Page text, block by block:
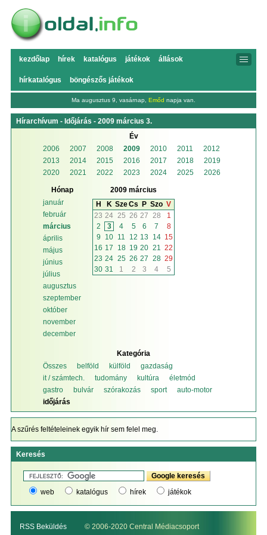
kezdőlap hírek katalógus játékok állások
hírkatalógus böngészős játékok
Ma augusztus 9, vasárnap, Emőd napja van.
Hírarchívum - Időjárás - 2009 március 3.
Év
2006
2007 2008 2009 2010 2011
2012
2013
2014 2015 2016 2017 2018
2019
2020
2021 2022 2023 2024 2025 2026
Hónap
január
február
március
április
május
június
július
augusztus
szeptember
október
november
december
2009 március
H
K SzeCs P Szo V
23 24 25 26 27 28
1
2
3 4 5 6 7
8
9
10 11 12 13 14 15
16 17 18 19 20 21
22
23 24 25 26 27 28 29
30 31 1 2 3 4 5
Kategória
Összes
belföld külföld
gazdaság
it / számtech.
tudomány kultúra
életmód
gastro
bulvár szórakozás sport
auto-motor
időjárás
A szűrés feltételeinek egyik hír sem felel meg.
Keresés
web katalógus hírek játékok
RSS Beküldés © 2006-2020 Central Médiacsoport